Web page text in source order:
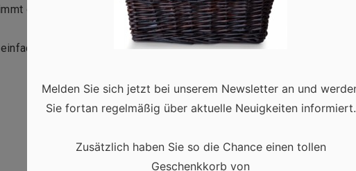
den Tabak für ca. 30 herzustellende Zigaretten auf.
Melden Sie sich jetzt bei unserem Newsletter an und
Sie fortan regelmäßig über aktuelle Neuigkeiten informiert.
Zusätzlich haben Sie so die Chance einen tollen
Geschenkkorb von